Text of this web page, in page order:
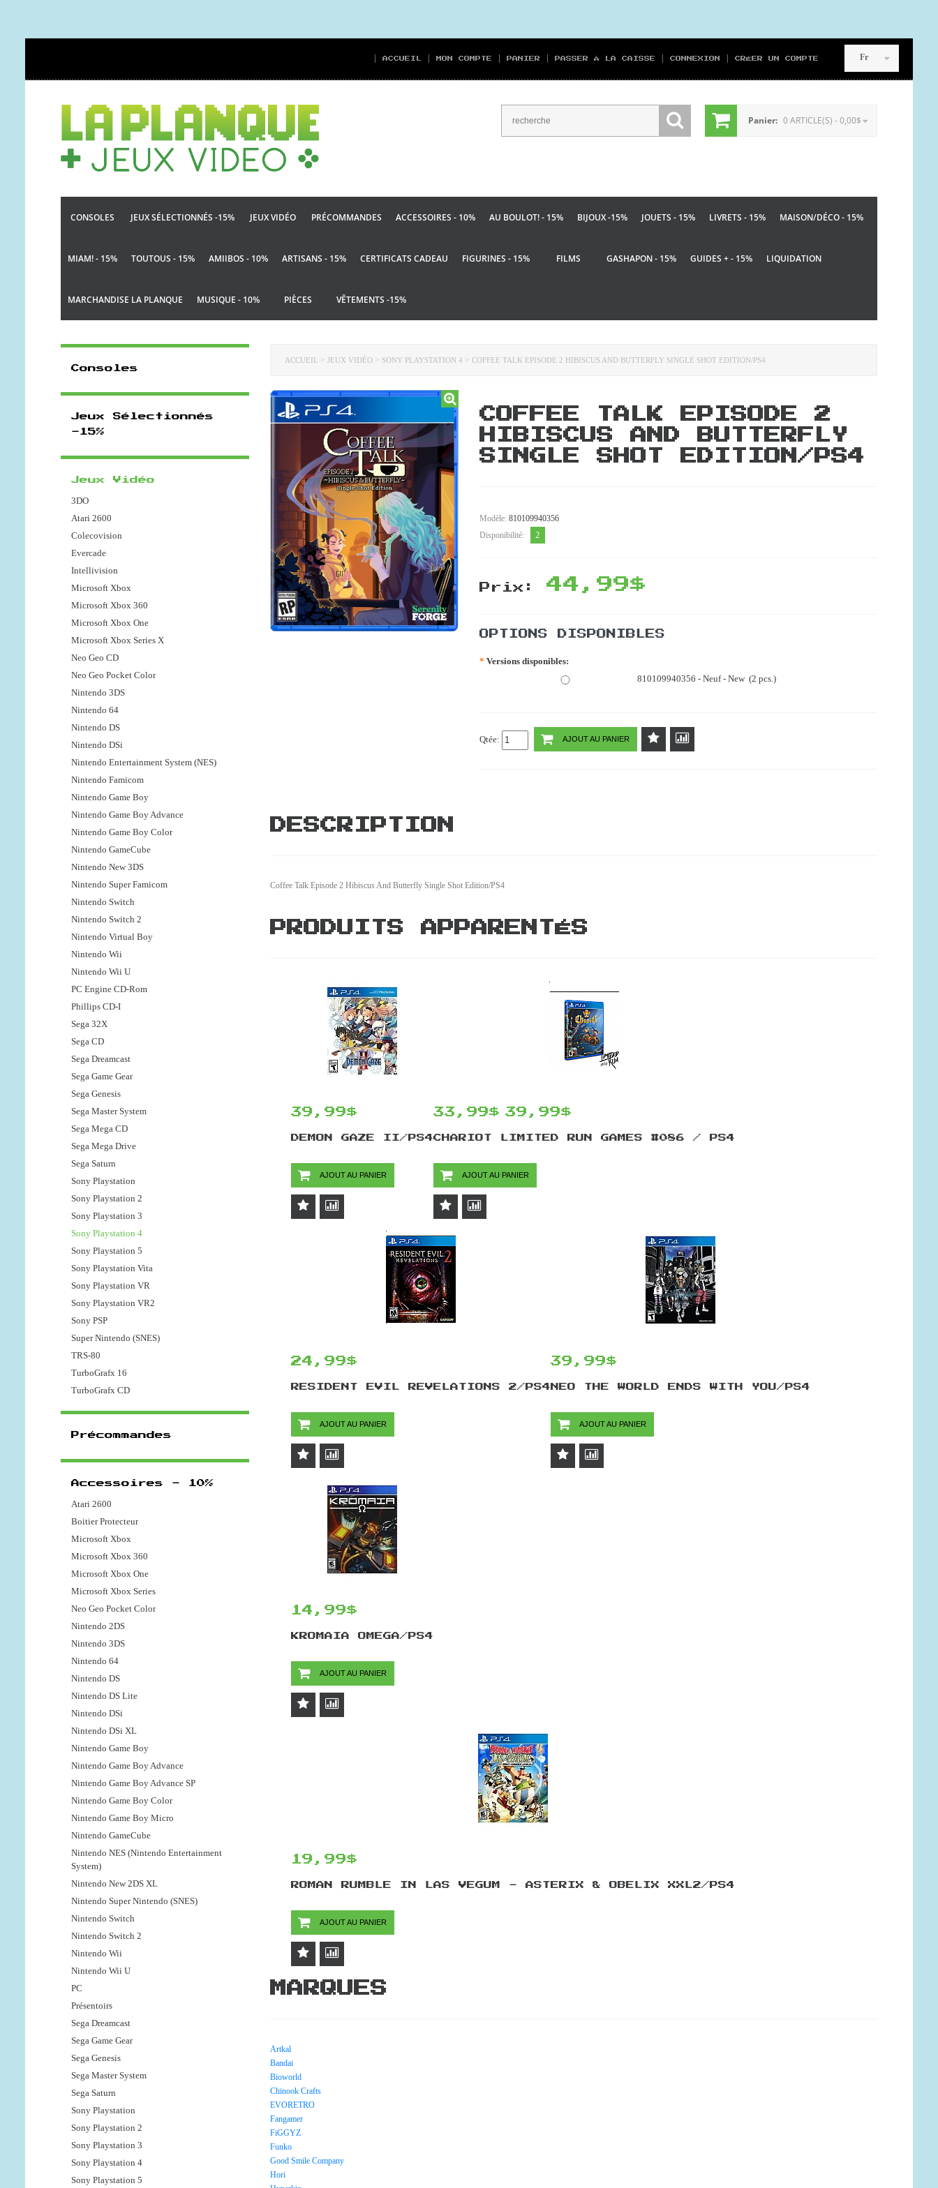
Fr
ACCUEIL MON COMPTE PANIER PASSER À LA CAISSE CONNEXION CRÉER UN COMPTE
Panier: 0 ARTICLE(S) - 0,00$
CONSOLES JEUX SÉLECTIONNÉS -15% JEUX VIDÉO PRÉCOMMANDES ACCESSOIRES - 10% AU BOULOT! - 15% BIJOUX -15% JOUETS - 15% LIVRETS - 15% MAISON/DÉCO - 15%
MIAM! - 15% TOUTOUS - 15% AMIIBOS - 10% ARTISANS - 15% CERTIFICATS CADEAU FIGURINES - 15% FILMS GASHAPON - 15% GUIDES + - 15% LIQUIDATION
MARCHANDISE LA PLANQUE MUSIQUE - 10% PIÈCES VÊTEMENTS -15%
ACCUEIL > JEUX VIDÉO > SONY PLAYSTATION 4 > COFFEE TALK EPISODE 2 HIBISCUS AND BUTTERFLY SINGLE SHOT EDITION/PS4
COFFEE TALK EPISODE 2
HIBISCUS AND BUTTERFLY
SINGLE SHOT EDITION/PS4
Modèle: 810109940356
Disponibilité:
2
Prix: 44,99$
OPTIONS DISPONIBLES
* Versions disponibles:
810109940356 - Neuf - New (2 pcs.)
Qtée: AJOUT AU PANIER
DESCRIPTION
Coffee Talk Episode 2 Hibiscus And Butterfly Single Shot Edition/PS4
PRODUITS APPARENTÉS
39,99$
DEMON GAZE II/PS4
AJOUT AU PANIER
33,99$ 39,99$
CHARIOT LIMITED RUN GAMES #086 / PS4
AJOUT AU PANIER
24,99$
RESIDENT EVIL REVELATIONS 2/PS4
AJOUT AU PANIER
39,99$
NEO THE WORLD ENDS WITH YOU/PS4
AJOUT AU PANIER
14,99$
KROMAIA OMEGA/PS4
AJOUT AU PANIER
19,99$
ROMAN RUMBLE IN LAS VEGUM - ASTERIX & OBELIX XXL2/PS4
AJOUT AU PANIER
MARQUES
Artkal
Bandai
Bioworld
Chinook Crafts
EVORETRO
Fangamer
FiGGYZ
Funko
Good Smile Company
Hori
Consoles
Jeux Sélectionnés
-15%
Jeux Vidéo
3DO
Atari 2600
Colecovision
Evercade
Intellivision
Microsoft Xbox
Microsoft Xbox 360
Microsoft Xbox One
Microsoft Xbox Series X
Neo Geo CD
Neo Geo Pocket Color
Nintendo 3DS
Nintendo 64
Nintendo DS
Nintendo DSi
Nintendo Entertainment System (NES)
Nintendo Famicom
Nintendo Game Boy
Nintendo Game Boy Advance
Nintendo Game Boy Color
Nintendo GameCube
Nintendo New 3DS
Nintendo Super Famicom
Nintendo Switch
Nintendo Switch 2
Nintendo Virtual Boy
Nintendo Wii
Nintendo Wii U
PC Engine CD-Rom
Phillips CD-I
Sega 32X
Sega CD
Sega Dreamcast
Sega Game Gear
Sega Genesis
Sega Master System
Sega Mega CD
Sega Mega Drive
Sega Saturn
Sony Playstation
Sony Playstation 2
Sony Playstation 3
Sony Playstation 4
Sony Playstation 5
Sony Playstation Vita
Sony Playstation VR
Sony Playstation VR2
Sony PSP
Super Nintendo (SNES)
TRS-80
TurboGrafx 16
TurboGrafx CD
Précommandes
Accessoires - 10%
Atari 2600
Boitier Protecteur
Microsoft Xbox
Microsoft Xbox 360
Microsoft Xbox One
Microsoft Xbox Series
Neo Geo Pocket Color
Nintendo 2DS
Nintendo 3DS
Nintendo 64
Nintendo DS
Nintendo DS Lite
Nintendo DSi
Nintendo DSi XL
Nintendo Game Boy
Nintendo Game Boy Advance
Nintendo Game Boy Advance SP
Nintendo Game Boy Color
Nintendo Game Boy Micro
Nintendo GameCube
Nintendo NES (Nintendo Entertainment
System)
Nintendo New 2DS XL
Nintendo Super Nintendo (SNES)
Nintendo Switch
Nintendo Switch 2
Nintendo Wii
Nintendo Wii U
PC
Présentoirs
Sega Dreamcast
Sega Game Gear
Sega Genesis
Sega Master System
Sega Saturn
Sony Playstation
Sony Playstation 2
Sony Playstation 3
Sony Playstation 4
Sony Playstation 5